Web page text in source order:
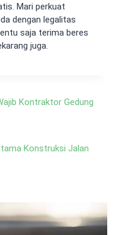
Mari perkuat
dengan legalitas
saja terima beres
juga.
Kontraktor Gedung
Konstruksi Jalan